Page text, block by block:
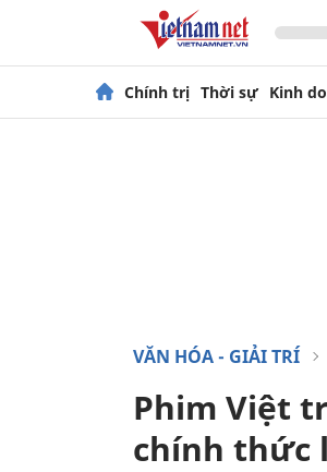
Chính trị Thời sự Kinh
VĂN HÓA - GIẢI TRÍ
Phim Việt
chính thức